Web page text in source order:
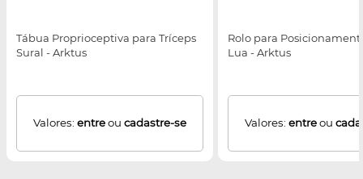
Tábua Proprioceptiva para Tríceps
Sural - Arktus
Valores: entreou cadastre-se
Rolo para
Lua - Arktus
Valores: entreou